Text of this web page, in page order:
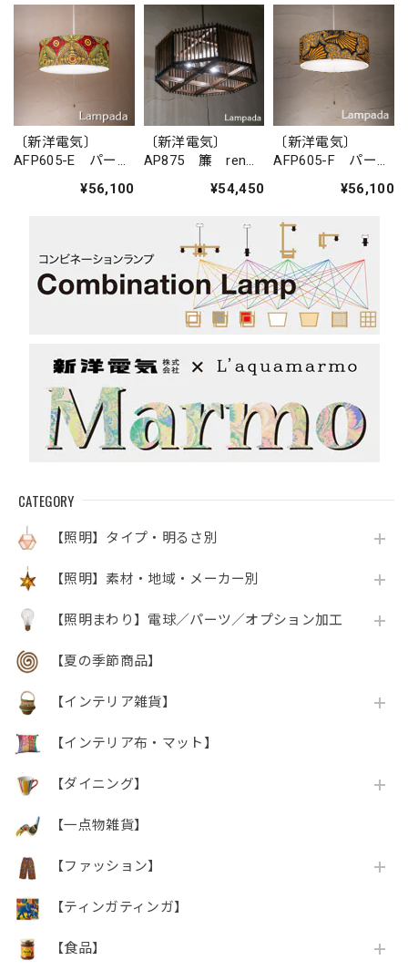
CATEGORY
【照明】タイプ・明るさ別
【照明】素材・地域・メーカー別
【照明まわり】電球／パーツ／オプション加工
【夏の季節商品】
【インテリア雑貨】
【インテリア布・マット】
【ダイニング】
【一点物雑貨】
【ファッション】
【ティンガティンガ】
【食品】
〔新洋電気〕
AFP605-E パーニ
¥56,100
〔新洋電気〕
AP875 簾 ren
¥54,450
〔新洋電気〕
AFP605-F パーニ
¥56,100